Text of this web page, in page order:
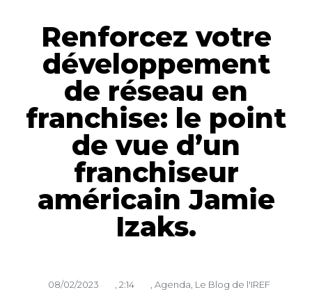
Renforcez votre
développement
de réseau en
franchise: le point
de vue d’un
franchiseur
américain Jamie
Izaks.
08/02/2023 2:14 Agenda Le Blog de l'IREF